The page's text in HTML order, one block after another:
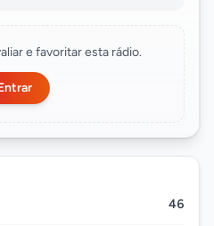
e favoritar esta rádio.
46